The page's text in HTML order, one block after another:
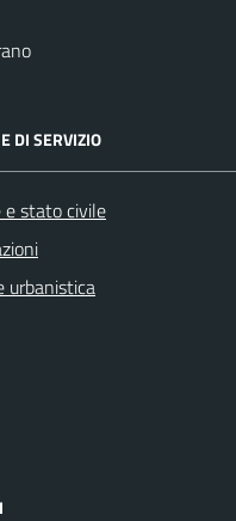
DI SERVIZIO
e stato civile
urbanistica